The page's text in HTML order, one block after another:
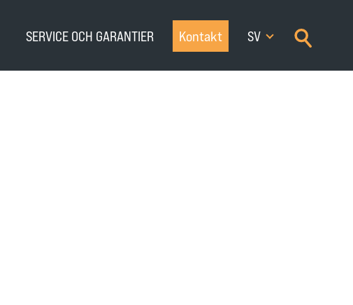
SERVICE OCH GARANTIER Kontakt SV